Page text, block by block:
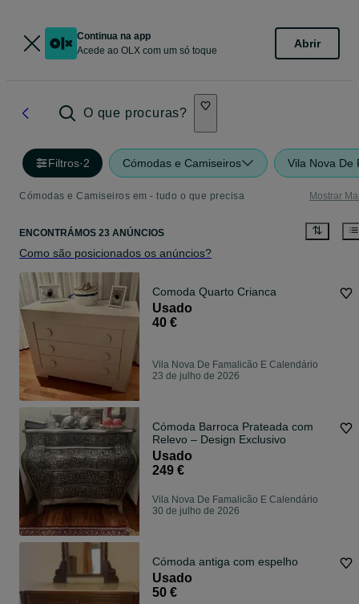
Continua na app
Acede ao OLX com um só toque
Abrir
O que procuras?
Filtros·2 Cómodas e Camiseiros Vila Nova De
Cómodas e Camiseiros em - tudo o que precisa Mostrar
ENCONTRÁMOS 23 ANÚNCIOS
Como são posicionados os anúncios?
Comoda Quarto Crianca
Usado
40 €
Vila Nova De Famalicão E Calendário
23 de julho de 2026
Cómoda Barroca Prateada com
Relevo – Design Exclusivo
Usado
249 €
Vila Nova De Famalicão E Calendário
30 de julho de 2026
Cómoda antiga com espelho
Usado
50 €